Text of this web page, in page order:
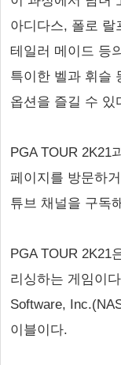
아디다스, 폴로 랄
테일러 메이드 등
특이한 벨과 휘슬
옵션을 즐길 수 있
PGA TOUR 2K21
페이지를 방문하
튜브 채널을 구독
PGA TOUR 2K21
리싱하는 게임이
Software,
이블이다.